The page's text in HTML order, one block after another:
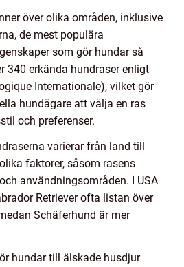
över olika områden, inklusive
de mest populära
som gör hundar så
340 erkända hundraser enligt
Internationale), vilket gör
hundägare att välja en ras
och preferenser.
varierar från land till
faktorer, såsom rasens
användningsområden. I USA
Retriever ofta listan över
Schäferhund är mer
hundar till älskade husdjur